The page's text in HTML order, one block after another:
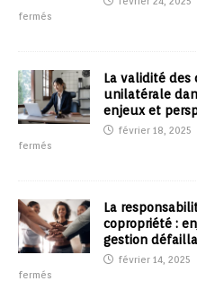
fermés
La validité des
unilatérale
enjeux et
février 18, 2025
fermés
La
copropriété :
gestion
février 14, 2025
fermés